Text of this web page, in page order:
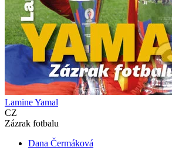
Lamine Yamal
CZ
Zázrak fotbalu
Dana Čermáková